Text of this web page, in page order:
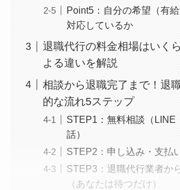
Point5：自分の希望（有
対応しているか
退職代行の料金相場はいく
よる違いを解説
相談から退職完了まで！退
的な流れ5ステップ
STEP1：無料相談（LINE
話）
STEP2：申し込み・支払
STEP3：退職代行業者か
（あなたは待つだけ）